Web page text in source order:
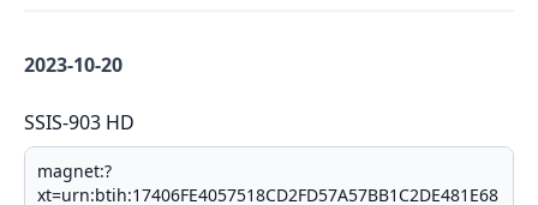
2023-10-20
SSIS-903 HD